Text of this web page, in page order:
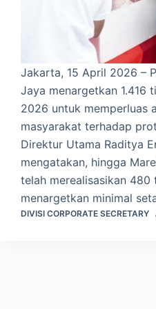
Jakarta, 15 April 2026 –
Jaya menargetkan 1.416
2026 untuk memperluas
masyarakat terhadap
Direktur Utama Raditya
mengatakan, hingga
telah merealisasikan 480
menargetkan minimal
DIVISI CORPORATE SECRETARY